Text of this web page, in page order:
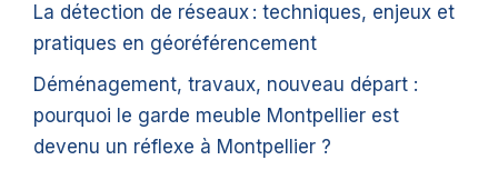
La détection de réseaux : techniques, enjeux et
pratiques en géoréférencement
Déménagement, travaux, nouveau départ :
pourquoi le garde meuble Montpellier est
devenu un réflexe à Montpellier ?